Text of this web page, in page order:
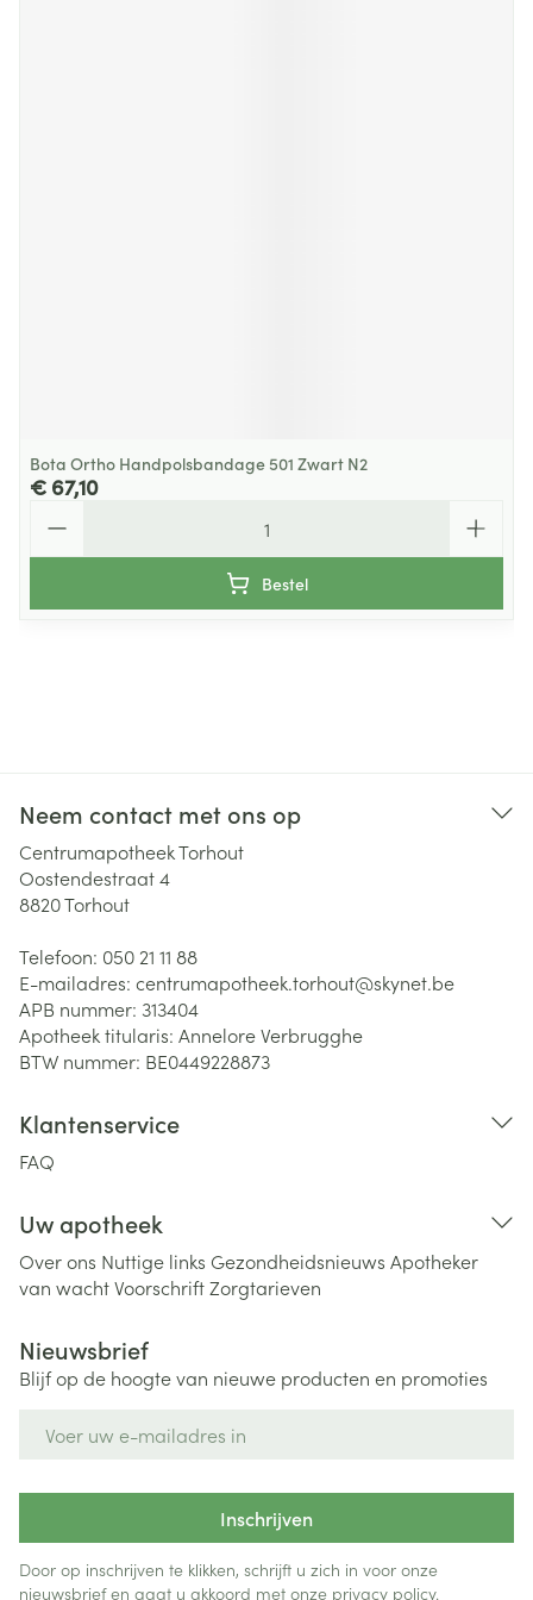
Bota Ortho Handpolsbandage 501 Zwart N2
€ 67,10
Bestel
Neem contact met ons op
Centrumapotheek Torhout
Oostendestraat 4
8820Torhout
Telefoon: 050 21 11 88
E-mailadres: centrumapotheek.torhout@skynet.be
APB nummer: 313404
Apotheek titularis: Annelore Verbrugghe
BTW nummer: BE0449228873
Klantenservice
FAQ
Uw apotheek
Over ons Nuttige links Gezondheidsnieuws Apotheker
van wachtVoorschriftZorgtarieven
Nieuwsbrief
Blijf op de hoogte van nieuwe producten en promoties
Inschrijven
Door op inschrijven te klikken, schrijft u zich in voor onze
nieuwsbrief en gaat u akkoord met onze privacy policy.